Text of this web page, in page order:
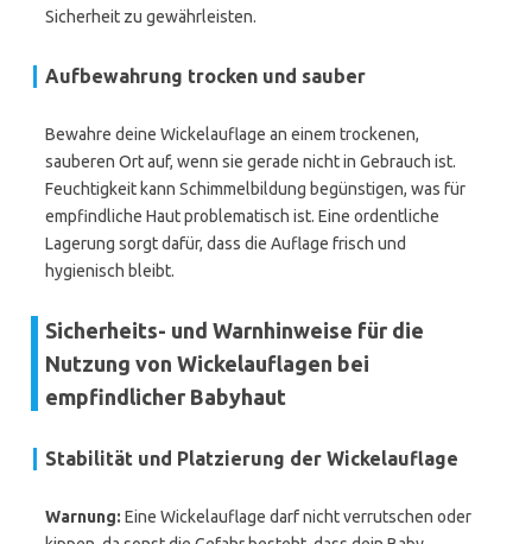
Sicherheit zu gewährleisten.
Aufbewahrung trocken und sauber
Bewahre deine Wickelauflage an einem trockenen,
sauberen Ort auf, wenn sie gerade nicht in Gebrauch ist.
Feuchtigkeit kann Schimmelbildung begünstigen, was für
empfindliche Haut problematisch ist. Eine ordentliche
Lagerung sorgt dafür, dass die Auflage frisch und
hygienisch bleibt.
Sicherheits- und Warnhinweise für die
Nutzung von Wickelauflagen bei
empfindlicher Babyhaut
Stabilität und Platzierung der Wickelauflage
Warnung: Eine Wickelauflage darf nicht verrutschen oder